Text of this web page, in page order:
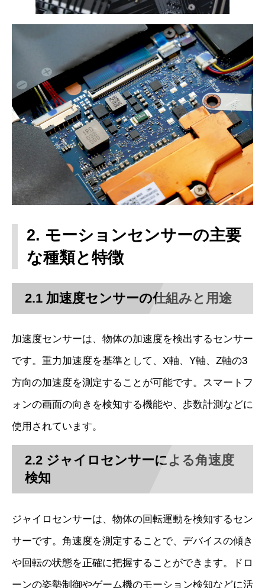
2. モーションセンサーの主要
な種類と特徴
2.1 加速度センサーの仕組みと用途
加速度センサーは、物体の加速度を検出するセンサー
です。重力加速度を基準として、X軸、Y軸、Z軸の3
方向の加速度を測定することが可能です。スマートフ
ォンの画面の向きを検知する機能や、歩数計測などに
使用されています。
2.2 ジャイロセンサーによる角速度
検知
ジャイロセンサーは、物体の回転運動を検知するセン
サーです。角速度を測定することで、デバイスの傾き
や回転の状態を正確に把握することができます。ドロ
ーンの姿勢制御やゲーム機のモーション検知などに活